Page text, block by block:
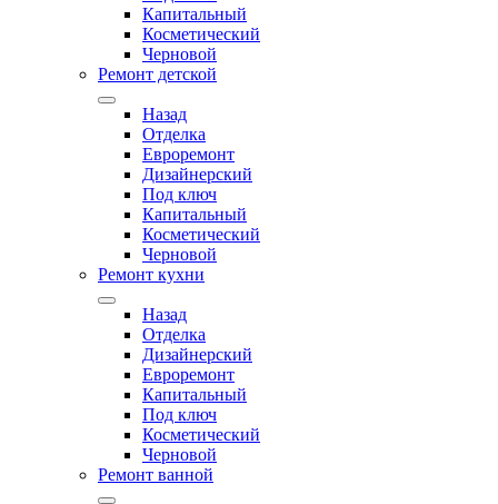
Капитальный
Косметический
Черновой
Ремонт детской
Назад
Отделка
Евроремонт
Дизайнерский
Под ключ
Капитальный
Косметический
Черновой
Ремонт кухни
Назад
Отделка
Дизайнерский
Евроремонт
Капитальный
Под ключ
Косметический
Черновой
Ремонт ванной